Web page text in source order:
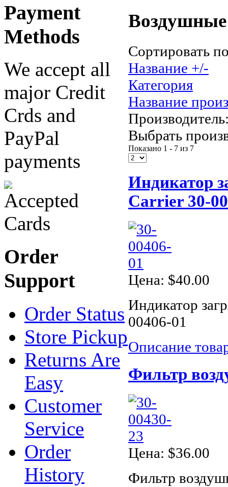
Воздушные
Сортировать
Название +/-
Категория
Название
Выбрать
Показано 1 - 7 из 7
Индикатор
Carrier 30-
Цена: $40.00
Индикатор
00406-01
Описание
Фильтр
Цена: $36.00
Фильтр
Payment
Methods
We accept all
major Credit
Crds and
PayPal
payments
Order
Support
Order Status
Store Pickup
Returns Are
Easy
Customer
Service
Order
History